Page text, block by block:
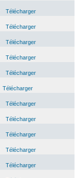
Télécharger
Télécharger
Télécharger
Télécharger
Télécharger
Télécharger
Télécharger
Télécharger
Télécharger
Télécharger
Télécharger